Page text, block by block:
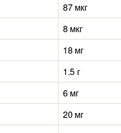
87 мкг
8 мкг
18 мг
1.5 г
6 мг
20 мг